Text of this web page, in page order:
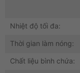
Nhiệt độ tối đa:
Thời gian làm nóng:
Chất liệu bình chứa: